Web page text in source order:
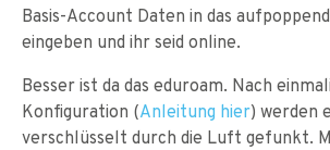
Basis-Account Daten in das
eingeben und ihr seid online.
Besser ist da das eduroam. Nach
Konfiguration (Anleitung hier) werden
verschlüsselt durch die Luft gefunkt.